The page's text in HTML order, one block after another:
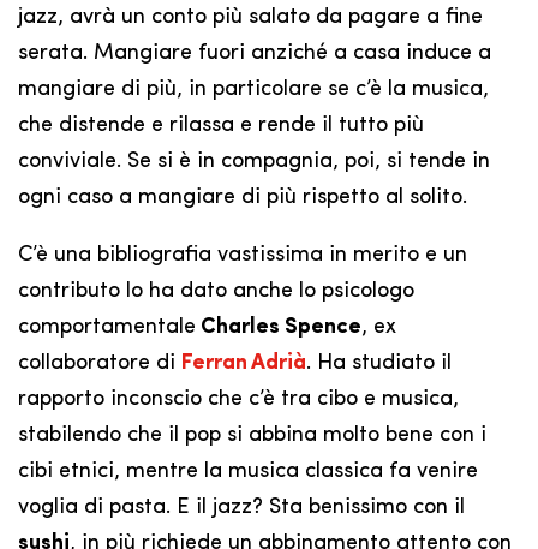
jazz, avrà un conto più salato da pagare a fine
serata. Mangiare fuori anziché a casa induce a
mangiare di più, in particolare se c’è la musica,
che distende e rilassa e rende il tutto più
conviviale. Se si è in compagnia, poi, si tende in
ogni caso a mangiare di più rispetto al solito.
C’è una bibliografia vastissima in merito e un
contributo lo ha dato anche lo psicologo
comportamentale Charles Spence, ex
collaboratore di Ferran Adrià. Ha studiato il
rapporto inconscio che c’è tra cibo e musica,
stabilendo che il pop si abbina molto bene con i
cibi etnici, mentre la musica classica fa venire
voglia di pasta. E il jazz? Sta benissimo con il
sushi, in più richiede un abbinamento attento con